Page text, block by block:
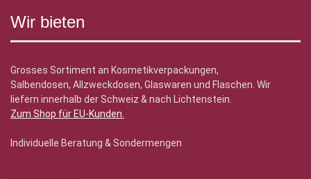
Wir bieten
Grosses Sortiment an Kosmetikverpackungen,
Salbendosen, Allzweckdosen, Glaswaren und Flaschen. Wir
liefern innerhalb der Schweiz & nach Lichtenstein.
Zum Shop für EU-Kunden
Individuelle Beratung & Sondermengen